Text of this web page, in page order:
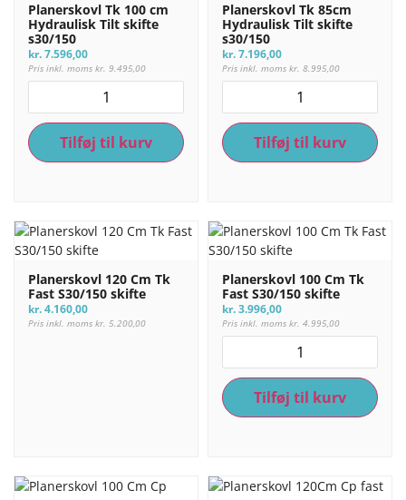
Planerskovl Tk 100 cm
Hydraulisk Tilt skifte
s30/150
kr.7.596,00
Pris inkl. moms kr. 9.495,00
Tilføj til kurv
Planerskovl Tk 85cm
Hydraulisk Tilt skifte
s30/150
kr.7.196,00
Pris inkl. moms kr. 8.995,00
Tilføj til kurv
Planerskovl 120 Cm Tk
Fast S30/150 skifte
kr.4.160,00
Pris inkl. moms kr. 5.200,00
Planerskovl 100 Cm Tk
Fast S30/150 skifte
kr.3.996,00
Pris inkl. moms kr. 4.995,00
Tilføj til kurv